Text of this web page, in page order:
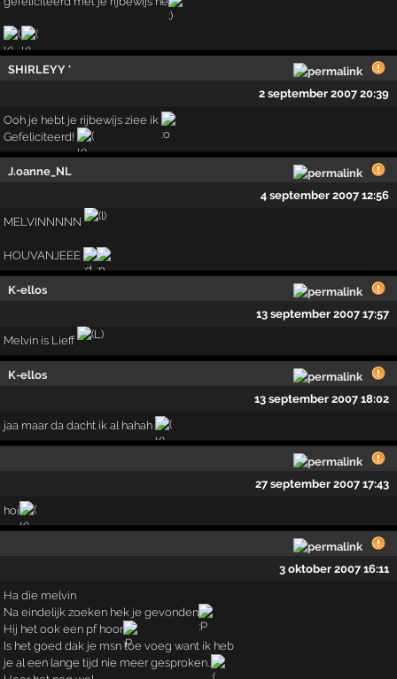
SHIRLEYY '
2 september 2007 20:39
Ooh je hebt je rijbewijs ziee ik
Gefeliciteerd!
J.oanne_NL
4 september 2007 12:56
MELVINNNNN
HOUVANJEEE
K-ellos
13 september 2007 17:57
Melvin is Lieff
K-ellos
13 september 2007 18:02
jaa maar da dacht ik al hahah
27 september 2007 17:43
hoi
3 oktober 2007 16:11
Ha die melvin
Na eindelijk zoeken hek je gevonden
Hij het ook een pf hoor
Is het goed dak je msn toe voeg want ik heb
je al een lange tijd nie meer gesproken..